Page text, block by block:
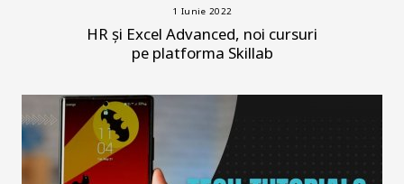
1 Iunie 2022
HR și Excel Advanced, noi cursuri
pe platforma Skillab